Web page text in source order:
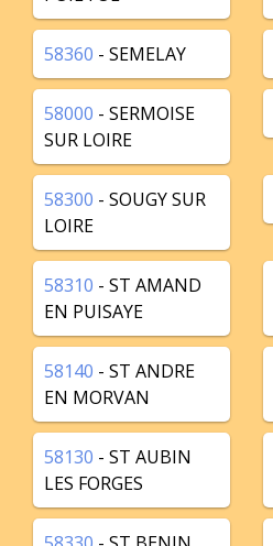
58360 - SEMELAY
58000 - SERMOISE
SUR LOIRE
58300 - SOUGY SUR
LOIRE
58310 - ST AMAND
EN PUISAYE
58140 - ST ANDRE
EN MORVAN
58130 - ST AUBIN
LES FORGES